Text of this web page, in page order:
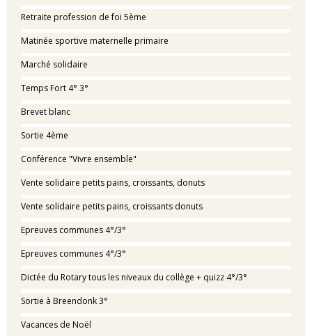
Retraite profession de foi 5ème
Matinée sportive maternelle primaire
Marché solidaire
Temps Fort 4° 3°
Brevet blanc
Sortie 4ème
Conférence "Vivre ensemble"
Vente solidaire petits pains, croissants, donuts
Vente solidaire petits pains, croissants donuts
Epreuves communes 4°/3°
Epreuves communes 4°/3°
Dictée du Rotary tous les niveaux du collège + quizz 4°/3°
Sortie à Breendonk 3°
Vacances de Noël